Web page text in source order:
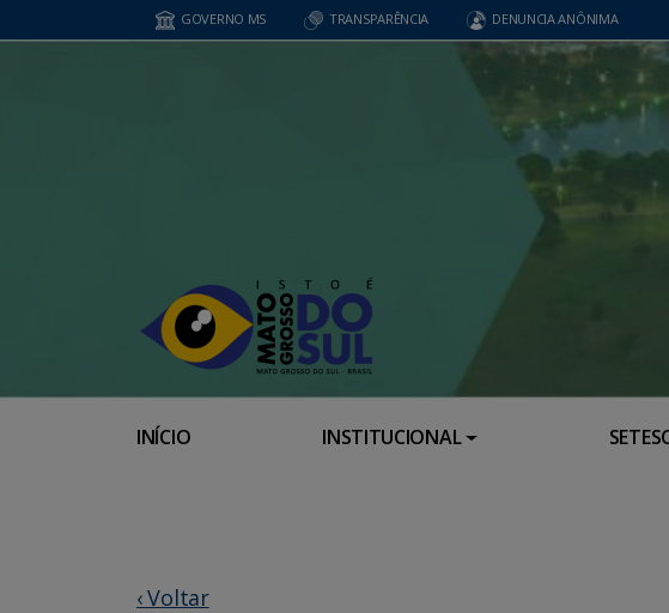
GOVERNO MS TRANSPARÊNCIA DENUNCIA ANÔNIMA
INÍCIO INSTITUCIONAL
‹ Voltar